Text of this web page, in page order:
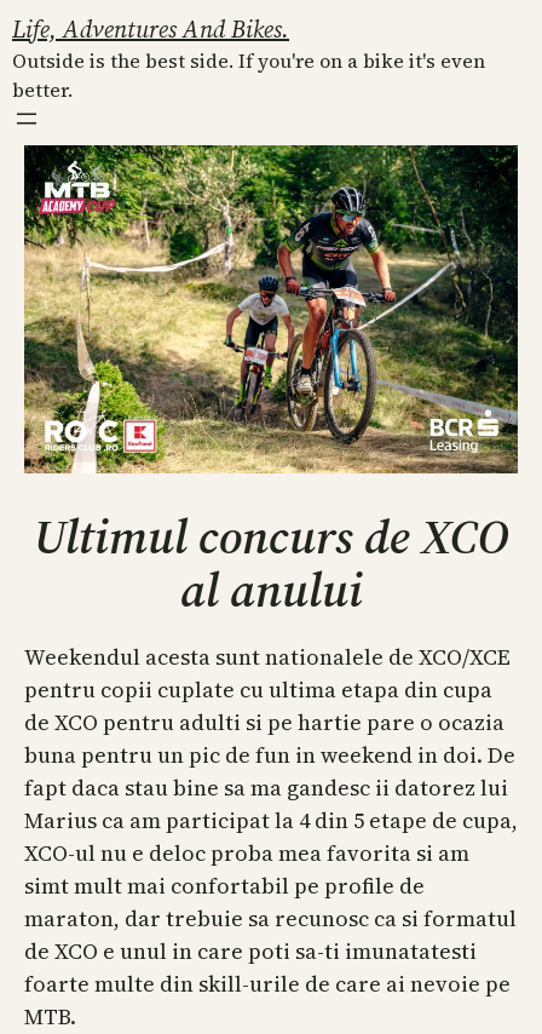
Skip
to
content
Life, Adventures And Bikes.
Outside is the best side. If you're on a bike it's even
better.
Ultimul concurs de XCO
al anului
Weekendul acesta sunt nationalele de XCO/XCE
pentru copii cuplate cu ultima etapa din cupa
de XCO pentru adulti si pe hartie pare o ocazia
buna pentru un pic de fun in weekend in doi. De
fapt daca stau bine sa ma gandesc ii datorez lui
Marius ca am participat la 4 din 5 etape de cupa,
XCO-ul nu e deloc proba mea favorita si am
simt mult mai confortabil pe profile de
maraton, dar trebuie sa recunosc ca si formatul
de XCO e unul in care poti sa-ti imunatatesti
foarte multe din skill-urile de care ai nevoie pe
MTB.